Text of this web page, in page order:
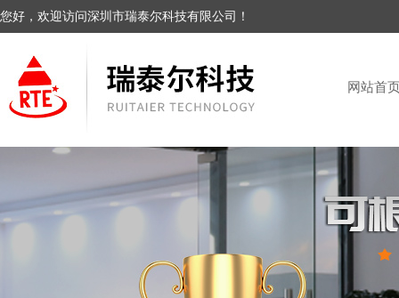
您好，欢迎访问深圳市瑞泰尔科技有限公司！
网站首